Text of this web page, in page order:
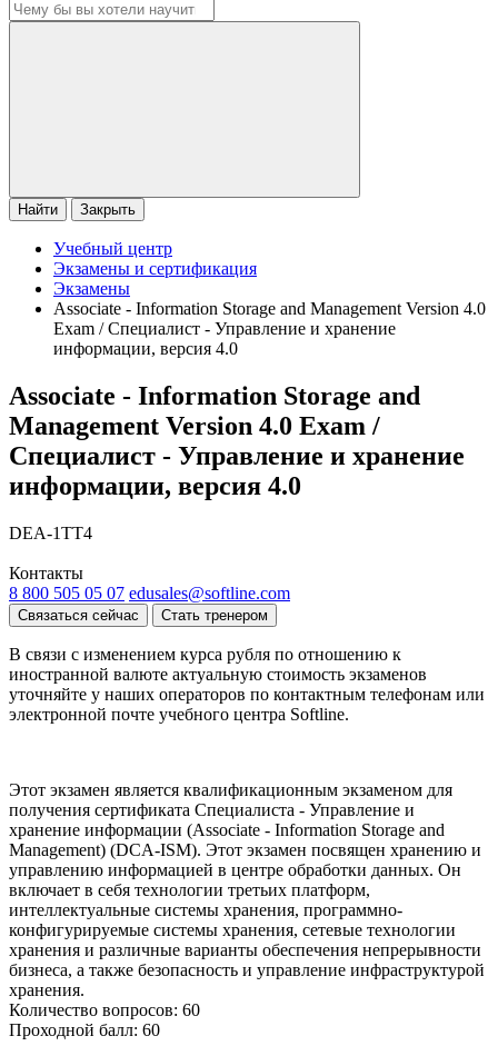
Найти Закрыть
Учебный центр
Экзамены и сертификация
Экзамены
Associate - Information Storage and Management Version 4.0
Exam / Специалист - Управление и хранение
информации, версия 4.0
Associate - Information Storage and
Management Version 4.0 Exam /
Специалист - Управление и хранение
информации, версия 4.0
DEA-1TT4
Контакты
8 800 505 05 07 edusales@softline.com
Связаться сейчас Стать тренером
В связи с изменением курса рубля по отношению к
иностранной валюте актуальную стоимость экзаменов
уточняйте у наших операторов по контактным телефонам или
электронной почте учебного центра Softline.
Этот экзамен является квалификационным экзаменом для
получения сертификата Специалиста - Управление и
хранение информации (Associate - Information Storage and
Management) (DCA-ISM). Этот экзамен посвящен хранению и
управлению информацией в центре обработки данных. Он
включает в себя технологии третьих платформ,
интеллектуальные системы хранения, программно-
конфигурируемые системы хранения, сетевые технологии
хранения и различные варианты обеспечения непрерывности
бизнеса, а также безопасность и управление инфраструктурой
хранения.
Количество вопросов: 60
Проходной балл: 60